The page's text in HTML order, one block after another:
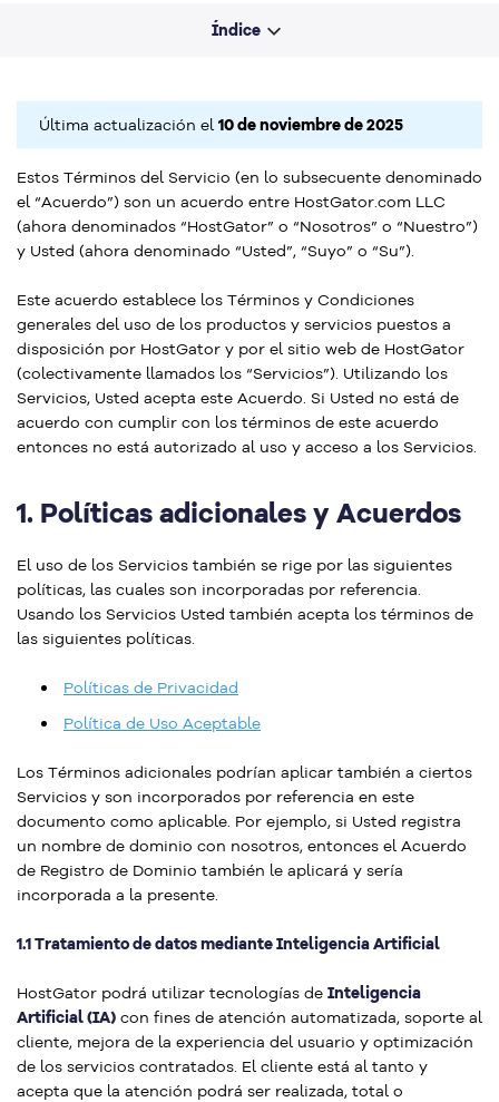
Última actualización el 10 de noviembre de 2025
Estos Términos del Servicio (en lo subsecuente denominado
el “Acuerdo”) son un acuerdo entre HostGator.com LLC
(ahora denominados “HostGator” o “Nosotros” o “Nuestro”)
y Usted (ahora denominado “Usted”, “Suyo” o “Su”).
Este acuerdo establece los Términos y Condiciones
generales del uso de los productos y servicios puestos a
disposición por HostGator y por el sitio web de HostGator
(colectivamente llamados los “Servicios”). Utilizando los
Servicios, Usted acepta este Acuerdo. Si Usted no está de
acuerdo con cumplir con los términos de este acuerdo
entonces no está autorizado al uso y acceso a los Servicios.
1. Políticas adicionales y Acuerdos
El uso de los Servicios también se rige por las siguientes
políticas, las cuales son incorporadas por referencia.
Usando los Servicios Usted también acepta los términos de
las siguientes políticas.
Políticas de Privacidad
Política de Uso Aceptable
Los Términos adicionales podrían aplicar también a ciertos
Servicios y son incorporados por referencia en este
documento como aplicable. Por ejemplo, si Usted registra
un nombre de dominio con nosotros, entonces el Acuerdo
de Registro de Dominio también le aplicará y sería
incorporada a la presente.
1.1 Tratamiento de datos mediante Inteligencia Artificial
HostGator podrá utilizar tecnologías de Inteligencia
Artificial (IA) con fines de atención automatizada, soporte al
cliente, mejora de la experiencia del usuario y optimización
de los servicios contratados. El cliente está al tanto y
acepta que la atención podrá ser realizada, total o
Índice